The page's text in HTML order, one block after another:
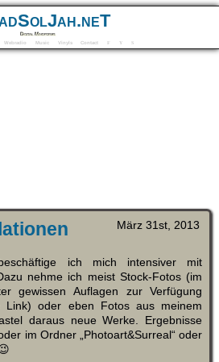
Digital Mindforms
Webradio Music Vinyls Contact F Y S
März 31st, 2013
ich mich intensiver mit
nehme ich meist Stock-Fotos (im
gewissen Auflagen zur Verfügung
Link) oder eben Fotos aus meinem
daraus neue Werke. Ergebnisse
im Ordner „Photoart&Surreal“ oder
😉